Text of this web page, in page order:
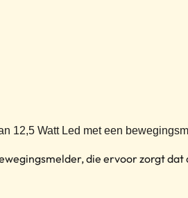
12,5 Watt Led met een
die ervoor zorgt